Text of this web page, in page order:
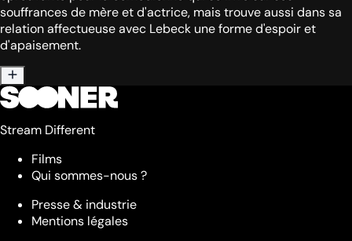
souffrances de mère et d'actrice, mais trouve aussi dans sa
relation affectueuse avec Lebeck une forme d'espoir et
d'apaisement.
Stream Different
Films
Qui sommes-nous ?
Presse & industrie
Mentions légales